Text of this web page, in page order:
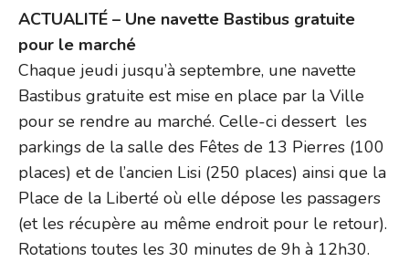
ACTUALITÉ – Une navette Bastibus gratuite
pour le marché
Chaque jeudi jusqu’à septembre, une navette
Bastibus gratuite est mise en place par la Ville
pour se rendre au marché. Celle-ci dessert les
parkings de la salle des Fêtes de 13 Pierres (100
places) et de l’ancien Lisi (250 places) ainsi que la
Place de la Liberté où elle dépose les passagers
(et les récupère au même endroit pour le retour).
Rotations toutes les 30 minutes de 9h à 12h30.